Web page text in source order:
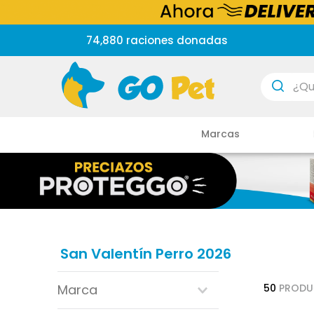
74,880 raciones donadas
¿Que
Marcas
San Valentín Perro 2026
Marca 50